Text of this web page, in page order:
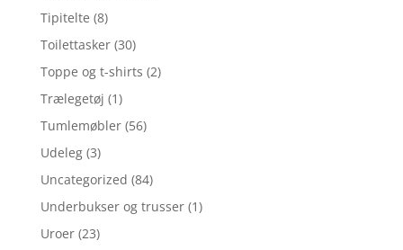
Tipitelte (8)
Toilettasker (30)
Toppe og t-shirts (2)
Trælegetøj (1)
Tumlemøbler (56)
Udeleg (3)
Uncategorized (84)
Underbukser og trusser (1)
Uroer (23)